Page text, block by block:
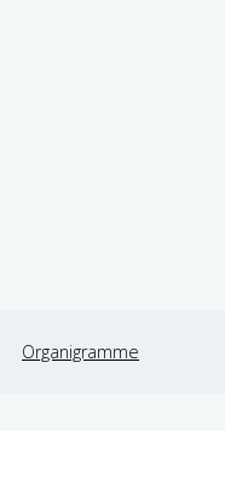
Organigramme